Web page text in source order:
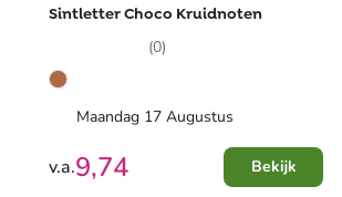
Sintletter Choco Kruidnoten
(0)
Maandag 17 Augustus
v.a.9,74 Bekijk